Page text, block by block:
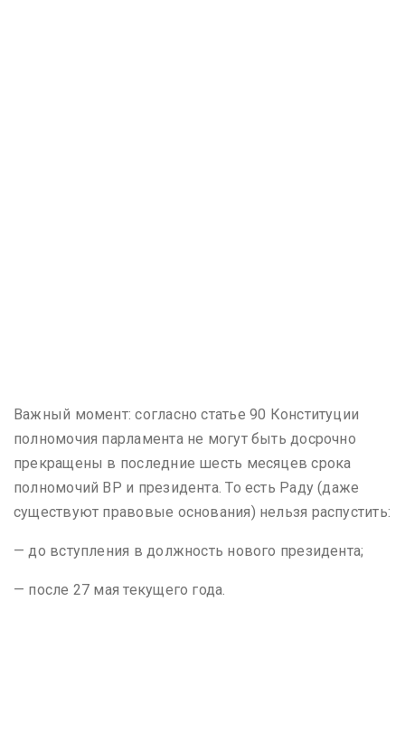
Важный момент: согласно статье 90 Конституции
полномочия парламента не могут быть досрочно
прекращены в последние шесть месяцев срока
полномочий ВР и президента. То есть Раду (даже
существуют правовые основания) нельзя распустить:
— до вступления в должность нового президента;
— после 27 мая текущего года.